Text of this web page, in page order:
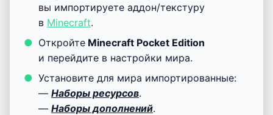
вы импортируете аддон/текстуру
в Minecraft.
Откройте Minecraft Pocket Edition
и перейдите в настройки мира.
Установите для мира импортированные:
— Наборы ресурсов.
— Наборы дополнений.